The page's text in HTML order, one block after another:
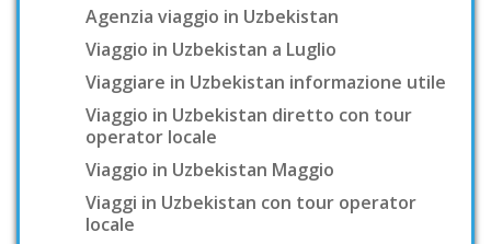
Agenzia viaggio in Uzbekistan
Viaggio in Uzbekistan a Luglio
Viaggiare in Uzbekistan informazione utile
Viaggio in Uzbekistan diretto con tour
operator locale
Viaggio in Uzbekistan Maggio
Viaggi in Uzbekistan con tour operator
locale